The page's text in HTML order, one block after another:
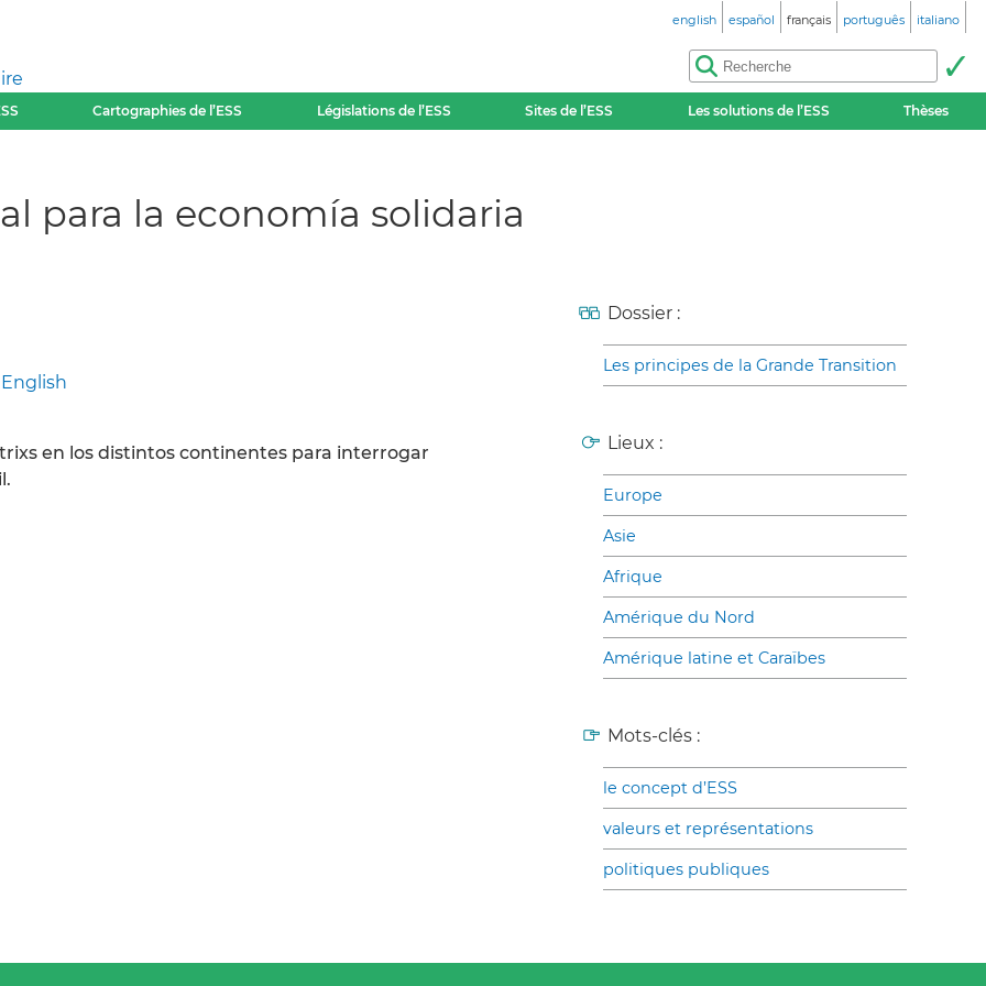
english español français português italiano
Cartographies de l’ESS Législations de l’ESS Sites de l’ESS Les solutions de l’ESS Thèses
para la economía solidaria
English
en los distintos continentes para interrogar
Dossier :
Les principes de la Grande Transition
Lieux :
Europe
Asie
Afrique
Amérique du Nord
Amérique latine et Caraïbes
Mots-clés :
le concept d’ESS
valeurs et représentations
politiques publiques